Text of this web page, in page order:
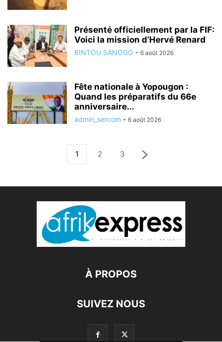
Présenté officiellement par la FIF:
Voici la mission d’Hervé Renard
BINTOU SANOGO - 6 août 2026
Fête nationale à Yopougon :
Quand les préparatifs du 66e
anniversaire...
admin_sercom - 6 août 2026
1 2 3
À PROPOS
SUIVEZ NOUS